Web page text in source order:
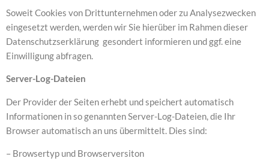
Soweit Cookies von Drittunternehmen oder zu Analysezwecken
eingesetzt werden, werden wir Sie hierüber im Rahmen dieser
Datenschutzserklärung gesondert informieren und ggf. eine
Einwilligung abfragen.
Server-Log-Dateien
Der Provider der Seiten erhebt und speichert automatisch
Informationen in so genannten Server-Log-Dateien, die Ihr
Browser automatisch an uns übermittelt. Dies sind:
– Browsertyp und Browserversiton